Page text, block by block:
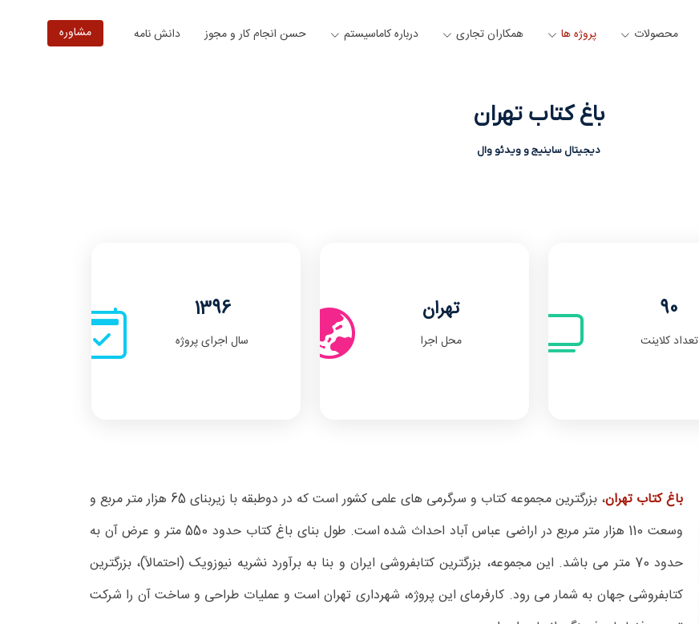
محصولات پروژه ها همکاران تجاری درباره کاماسیستم حسن انجام کار و مجوز دانش نامه مشاوره
باغ کتاب تهران
دیجیتال ساینیج و ویدئو وال
1396
سال اجرای پروژه
تهران
محل اجرا
90
تعداد کلاینت
باغ کتاب تهران
، بزرگترین مجموعه کتاب و سرگرمی های علمی کشور است که در دوطبقه با زیربنای 65 هزار متر مربع و
وسعت 110 هزار متر مربع در اراضی عباس آباد احداث شده است. طول بنای باغ کتاب حدود 550 متر و عرض آن به
حدود 70 متر می باشد. این مجموعه، بزرگترین کتابفروشی ایران و بنا به برآورد نشریه نیوزویک (احتمالاً)، بزرگترین
کتابفروشی جهان به شمار می رود. کارفرمای این پروژه، شهرداری تهران است و عملیات طراحی و ساخت آن را شرکت